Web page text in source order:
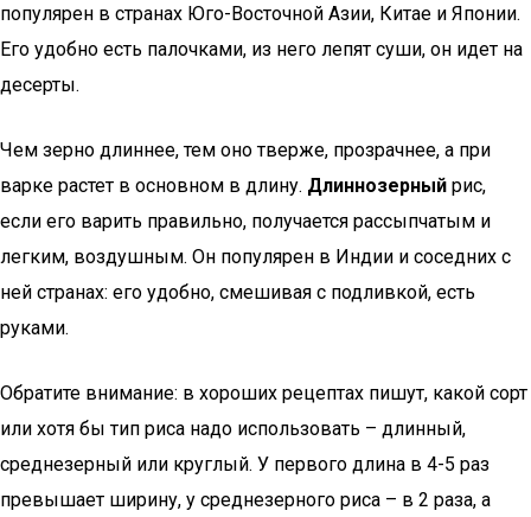
популярен в странах Юго-Восточной Азии, Китае и Японии.
Его удобно есть палочками, из него лепят суши, он идет на
десерты.
Чем зерно длиннее, тем оно тверже, прозрачнее, а при
варке растет в основном в длину. Длиннозерный рис,
если его варить правильно, получается рассыпчатым и
легким, воздушным. Он популярен в Индии и соседних с
ней странах: его удобно, смешивая с подливкой, есть
руками.
Обратите внимание: в хороших рецептах пишут, какой сорт
или хотя бы тип риса надо использовать – длинный,
среднезерный или круглый. У первого длина в 4-5 раз
превышает ширину, у среднезерного риса – в 2 раза, а